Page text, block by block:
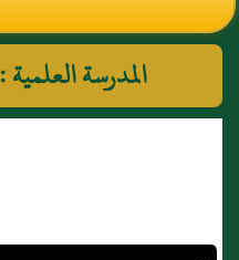
النووي رحمهم الله تعالى
المدرسة العلمية :
1 : إسماعيل بن سعيد